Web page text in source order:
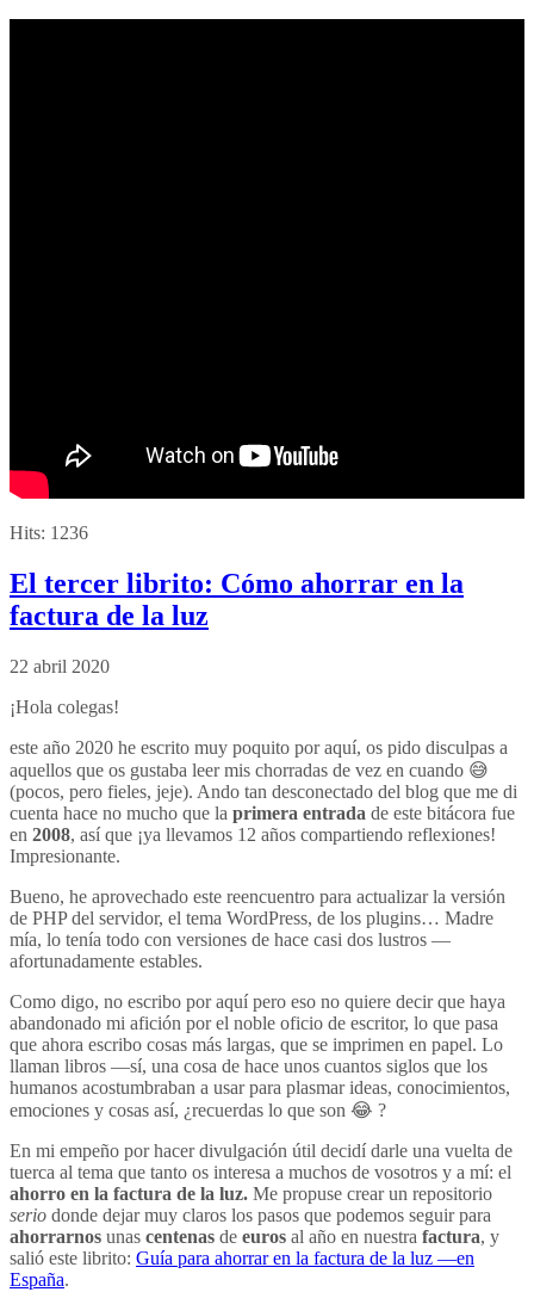
Hits: 1236
El tercer librito: Cómo ahorrar en la
factura de la luz
22 abril 2020
¡Hola colegas!
este año 2020 he escrito muy poquito por aquí, os pido disculpas a
aquellos que os gustaba leer mis chorradas de vez en cuando 😅
(pocos, pero fieles, jeje). Ando tan desconectado del blog que me di
cuenta hace no mucho que la primera entrada de este bitácora fue
en 2008, así que ¡ya llevamos 12 años compartiendo reflexiones!
Impresionante.
Bueno, he aprovechado este reencuentro para actualizar la versión
de PHP del servidor, el tema WordPress, de los plugins… Madre
mía, lo tenía todo con versiones de hace casi dos lustros —
afortunadamente estables.
Como digo, no escribo por aquí pero eso no quiere decir que haya
abandonado mi afición por el noble oficio de escritor, lo que pasa
que ahora escribo cosas más largas, que se imprimen en papel. Lo
llaman libros —sí, una cosa de hace unos cuantos siglos que los
humanos acostumbraban a usar para plasmar ideas, conocimientos,
emociones y cosas así, ¿recuerdas lo que son 😂 ?
En mi empeño por hacer divulgación útil decidí darle una vuelta de
tuerca al tema que tanto os interesa a muchos de vosotros y a mí: el
ahorro en la factura de la luz. Me propuse crear un repositorio
serio donde dejar muy claros los pasos que podemos seguir para
ahorrarnos unas centenas de euros al año en nuestra factura, y
salió este librito: Guía para ahorrar en la factura de la luz —en
España.